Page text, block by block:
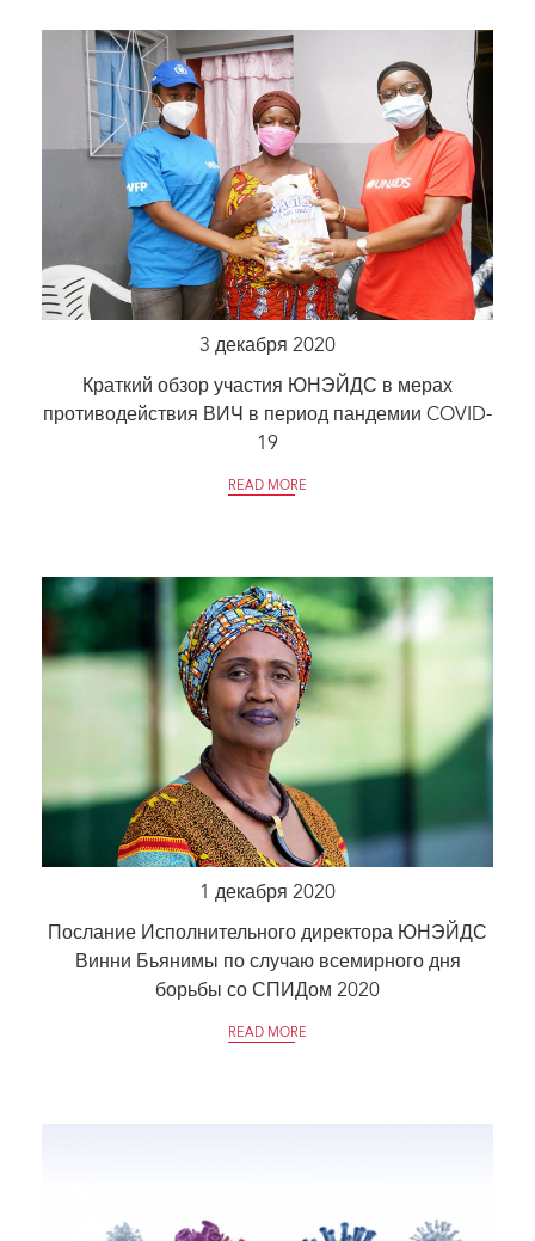
3 декабря 2020
Краткий обзор участия ЮНЭЙДС в мерах
противодействия ВИЧ в период пандемии COVID-
19
READ MORE
1 декабря 2020
Послание Исполнительного директора ЮНЭЙДС
Винни Бьянимы по случаю всемирного дня
борьбы со СПИДом 2020
READ MORE